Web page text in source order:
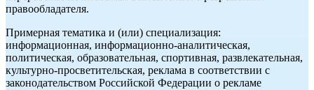
правообладателя.
Примерная тематика и (или) специализация:
информационная, информационно-аналитическая,
политическая, образовательная, спортивная, развлекательная,
культурно-просветительская, реклама в соответствии с
законодательством Российской Федерации о рекламе